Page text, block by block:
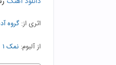
اثری از: گروه
از آلبوم: نمک ۱